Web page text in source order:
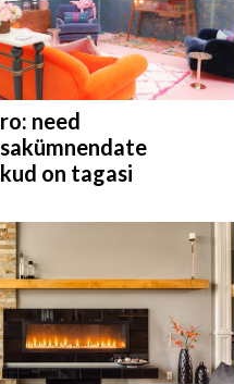
need
on tagasi